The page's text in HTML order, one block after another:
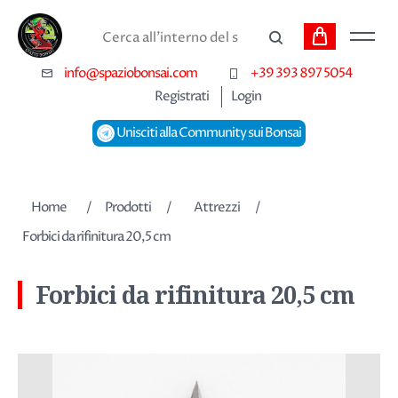
Cerca
info@spaziobonsai.com
+39 393 897 5054
Registrati
Login
Unisciti alla Community sui Bonsai
Carrello
Home / Prodotti / Attrezzi
/
Forbici da rifinitura 20,5 cm
Forbici da rifinitura 20,5 cm